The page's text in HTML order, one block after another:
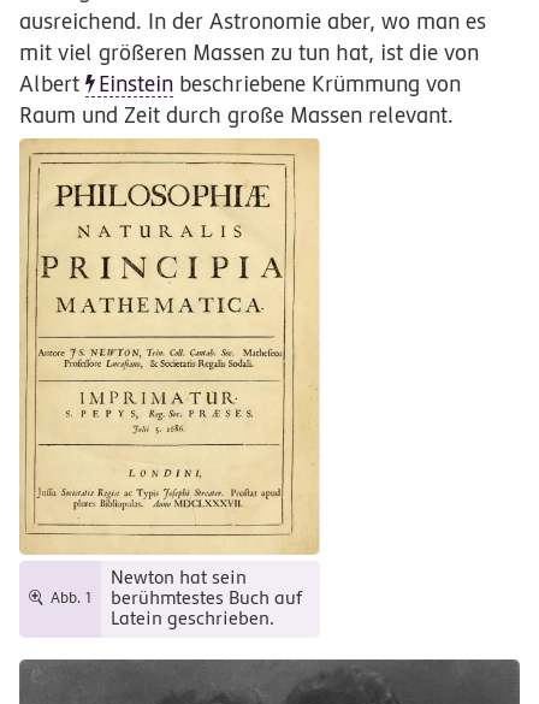
ausreichend. In der Astronomie aber, wo man es
mit viel größeren Massen zu tun hat, ist die von
Albert
Einstein beschriebene Krümmung von
Raum und Zeit durch große Massen relevant.
Abb. 1
Newton hat sein
berühmtestes Buch auf
Latein geschrieben.